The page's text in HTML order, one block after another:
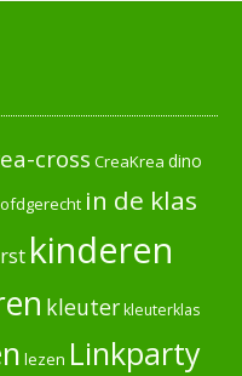
cross CreaKrea dino
in de klas
kinderen
kleuterkleuterklas
lezen Linkparty